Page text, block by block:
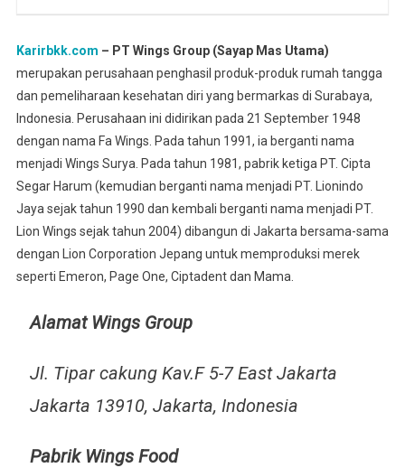
Karirbkk.com – PT Wings Group (Sayap Mas Utama)
merupakan perusahaan penghasil produk-produk rumah tangga
dan pemeliharaan kesehatan diri yang bermarkas di Surabaya,
Indonesia. Perusahaan ini didirikan pada 21 September 1948
dengan nama Fa Wings. Pada tahun 1991, ia berganti nama
menjadi Wings Surya. Pada tahun 1981, pabrik ketiga PT. Cipta
Segar Harum (kemudian berganti nama menjadi PT. Lionindo
Jaya sejak tahun 1990 dan kembali berganti nama menjadi PT.
Lion Wings sejak tahun 2004) dibangun di Jakarta bersama-sama
dengan Lion Corporation Jepang untuk memproduksi merek
seperti Emeron, Page One, Ciptadent dan Mama.
Alamat Wings Group
Jl. Tipar cakung Kav.F 5-7 East Jakarta
Jakarta 13910, Jakarta, Indonesia
Pabrik Wings Food